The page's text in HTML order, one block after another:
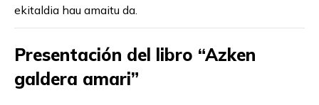
ekitaldia hau amaitu da.
Presentación del libro “Azken
galdera amari”